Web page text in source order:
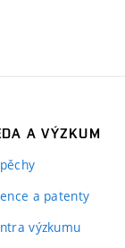
A VÝZKUM
a patenty
výzkumu